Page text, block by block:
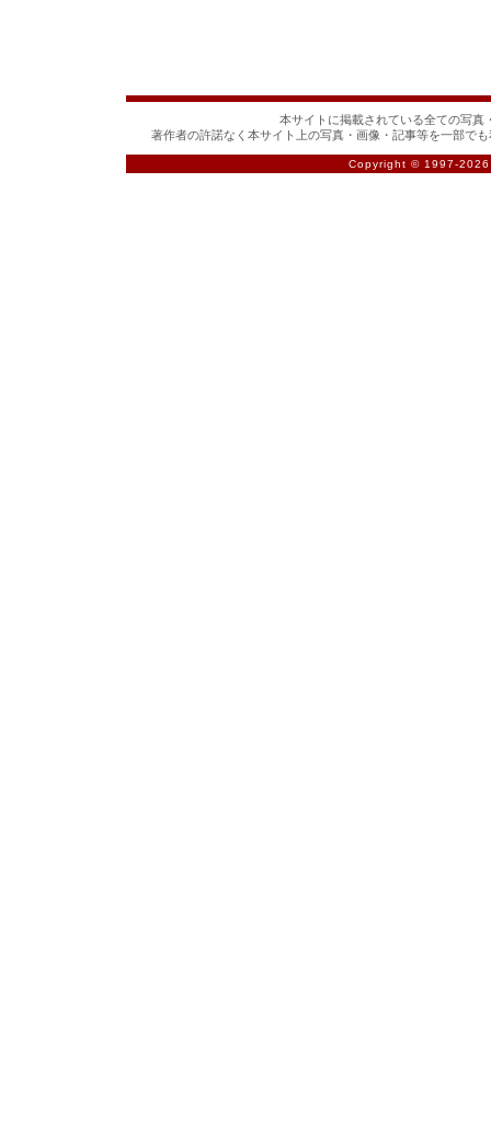
本サイトに掲載されている全ての写真
著作者の許諾なく本サイト上の写真・画像・記事等を一部で
Copyright © 1997-